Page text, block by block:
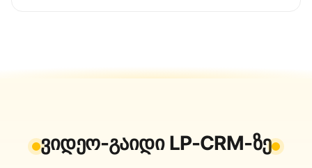
ვიდეო-გაიდი LP-CRM-ზე